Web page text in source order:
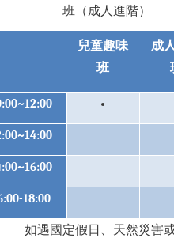
班（成人進階）
兒童趣味
班
成
:00
18:00
如遇國定假日、天然災害